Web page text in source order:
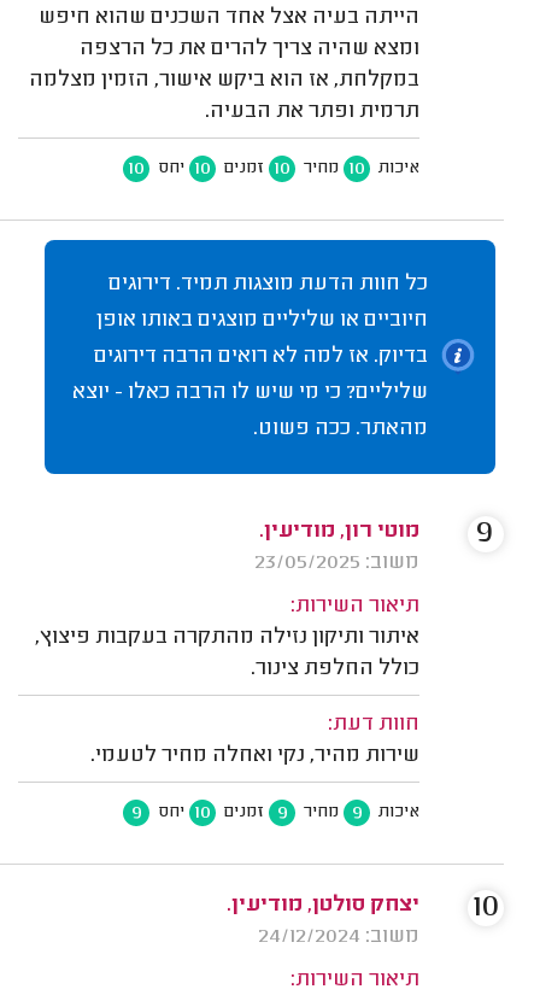
הייתה בעיה אצל אחד השכנים שהוא חיפש
ומצא שהיה צריך להרים את כל הרצפה
במקלחת, אז הוא ביקש אישור, הזמין מצלמה
תרמית ופתר את הבעיה.
איכות 10 מחיר 10 זמנים 10 יחס 10
כל חוות הדעת מוצגות תמיד. דירוגים
חיוביים או שליליים מוצגים באותו אופן
בדיוק. אז למה לא רואים הרבה דירוגים
שליליים? כי מי שיש לו הרבה כאלו - יוצא
מהאתר. ככה פשוט.
מוטי רון, מודיעין.
משוב: 23/05/2025
תיאור השירות:
איתור ותיקון נזילה מהתקרה בעקבות פיצוץ,
כולל החלפת צינור.
חוות דעת:
שירות מהיר, נקי ואחלה מחיר לטעמי.
איכות 9 מחיר 9 זמנים 10 יחס 9
9
יצחק סולטן, מודיעין.
משוב: 24/12/2024
תיאור השירות:
10